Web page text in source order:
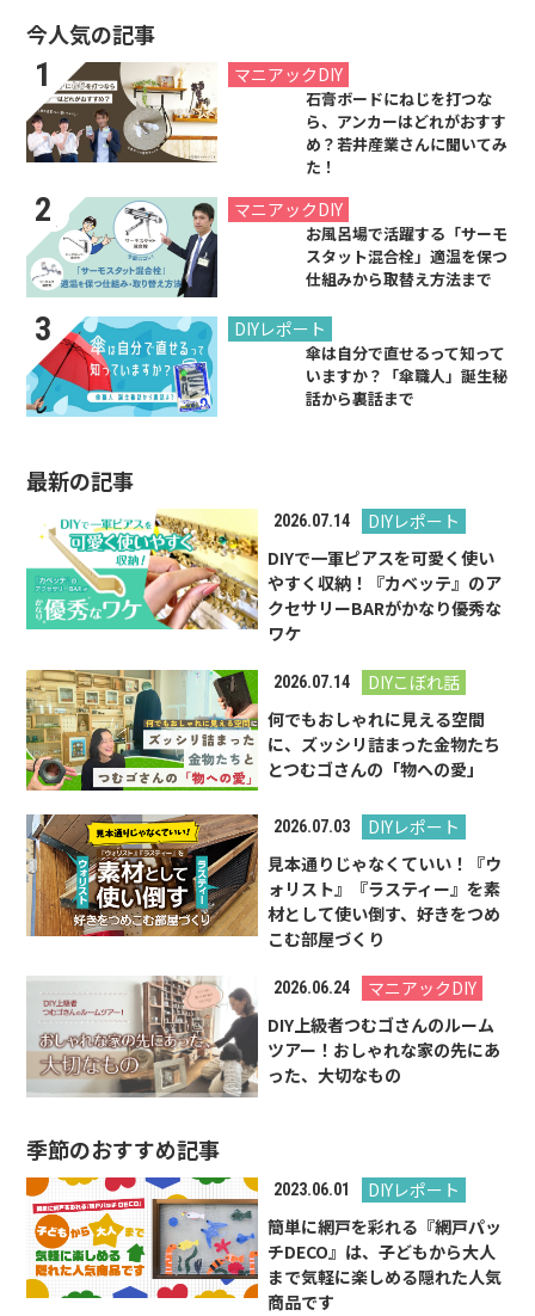
今人気の記事
2021.07.26
マニアックDIY
石膏ボードにねじを打つな
ら、アンカーはどれがおすす
め？若井産業さんに聞いてみ
た！
2019.08.31
マニアックDIY
お風呂場で活躍する「サーモ
スタット混合栓」適温を保つ
仕組みから取替え方法まで
2024.06.21
DIYレポート
傘は自分で直せるって知って
いますか？「傘職人」誕生秘
話から裏話まで
最新の記事
2026.07.14
DIYレポート
DIYで一軍ピアスを可愛く使い
やすく収納！『カベッテ』のア
クセサリーBARがかなり優秀な
ワケ
2026.07.14
DIYこぼれ話
何でもおしゃれに見える空間
に、ズッシリ詰まった金物たち
とつむゴさんの「物への愛」
2026.07.03
DIYレポート
見本通りじゃなくていい！『ウ
ォリスト』『ラスティー』を素
材として使い倒す、好きをつめ
こむ部屋づくり
2026.06.24
マニアックDIY
DIY上級者つむゴさんのルーム
ツアー！おしゃれな家の先にあ
った、大切なもの
季節のおすすめ記事
2023.06.01
DIYレポート
簡単に網戸を彩れる『網戸パッ
チDECO』は、子どもから大人
まで気軽に楽しめる隠れた人気
商品です